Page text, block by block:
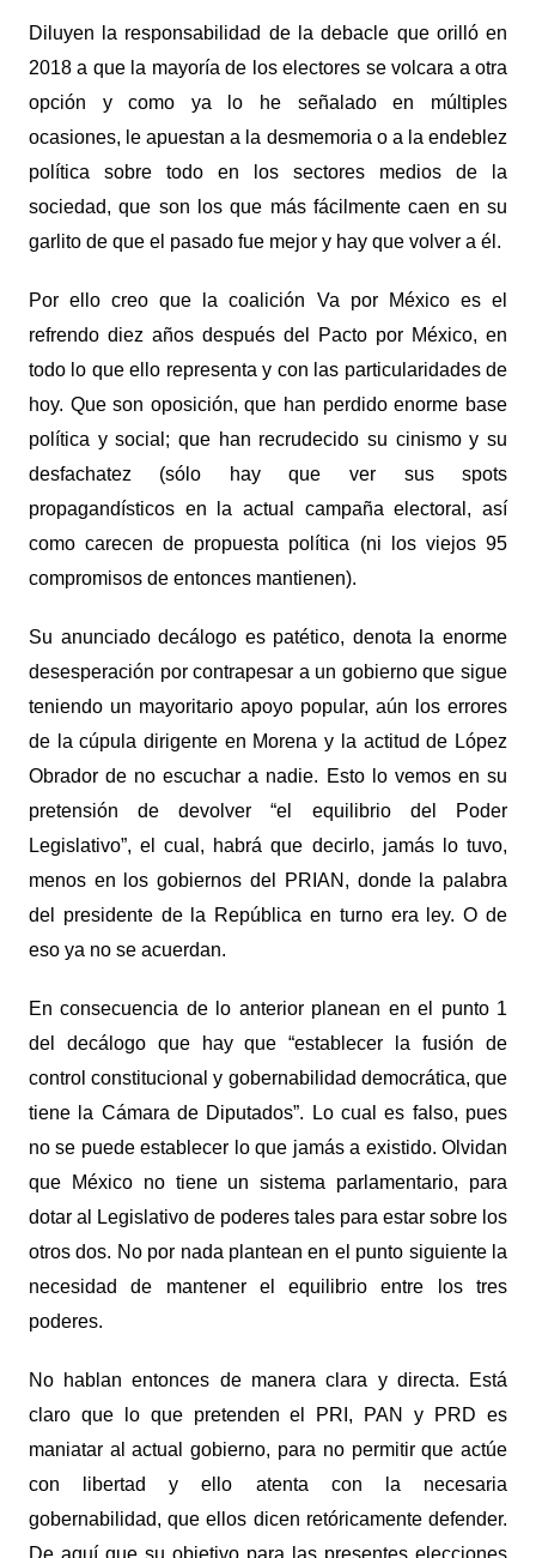
Diluyen la responsabilidad de la debacle que orilló en
2018 a que la mayoría de los electores se volcara a otra
opción y como ya lo he señalado en múltiples
ocasiones, le apuestan a la desmemoria o a la endeblez
política sobre todo en los sectores medios de la
sociedad, que son los que más fácilmente caen en su
garlito de que el pasado fue mejor y hay que volver a él.
Por ello creo que la coalición Va por México es el
refrendo diez años después del Pacto por México, en
todo lo que ello representa y con las particularidades de
hoy. Que son oposición, que han perdido enorme base
política y social; que han recrudecido su cinismo y su
desfachatez (sólo hay que ver sus spots
propagandísticos en la actual campaña electoral, así
como carecen de propuesta política (ni los viejos 95
compromisos de entonces mantienen).
Su anunciado decálogo es patético, denota la enorme
desesperación por contrapesar a un gobierno que sigue
teniendo un mayoritario apoyo popular, aún los errores
de la cúpula dirigente en Morena y la actitud de López
Obrador de no escuchar a nadie. Esto lo vemos en su
pretensión de devolver “el equilibrio del Poder
Legislativo”, el cual, habrá que decirlo, jamás lo tuvo,
menos en los gobiernos del PRIAN, donde la palabra
del presidente de la República en turno era ley. O de
eso ya no se acuerdan.
En consecuencia de lo anterior planean en el punto 1
del decálogo que hay que “establecer la fusión de
control constitucional y gobernabilidad democrática, que
tiene la Cámara de Diputados”. Lo cual es falso, pues
no se puede establecer lo que jamás a existido. Olvidan
que México no tiene un sistema parlamentario, para
dotar al Legislativo de poderes tales para estar sobre los
otros dos. No por nada plantean en el punto siguiente la
necesidad de mantener el equilibrio entre los tres
poderes.
No hablan entonces de manera clara y directa. Está
claro que lo que pretenden el PRI, PAN y PRD es
maniatar al actual gobierno, para no permitir que actúe
con libertad y ello atenta con la necesaria
gobernabilidad, que ellos dicen retóricamente defender.